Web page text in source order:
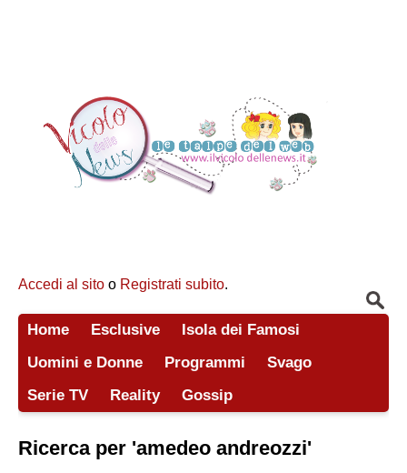
Accedi al sito o Registrati subito.
Home Esclusive
Isola dei Famosi
Uomini e Donne
Programmi
Svago
Serie TV
Reality Gossip
Ricerca per 'amedeo andreozzi'